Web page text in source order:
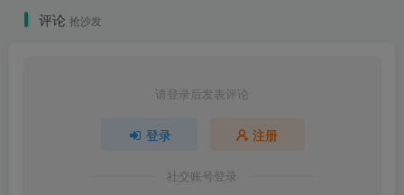
评论 抢沙发
请登录后发表评论
登录 注册
社交账号登录